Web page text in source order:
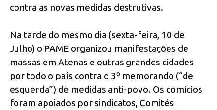
contra as novas medidas destrutivas.
Na tarde do mesmo dia (sexta-feira, 10 de
Julho) o PAME organizou manifestações de
massas em Atenas e outras grandes cidades
por todo o país contra o 3º memorando (“de
esquerda”) de medidas anti-povo. Os comícios
foram apoiados por sindicatos, Comités